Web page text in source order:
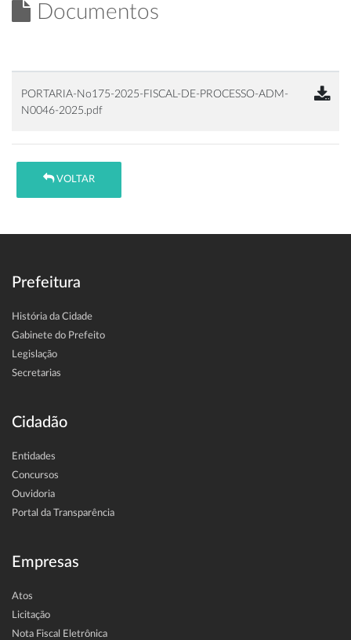
Documentos
PORTARIA-No175-2025-FISCAL-DE-PROCESSO-ADM-
N0046-2025.pdf
VOLTAR
Prefeitura
História da Cidade
Gabinete do Prefeito
Legislação
Secretarias
Cidadão
Entidades
Concursos
Ouvidoria
Portal da Transparência
Empresas
Atos
Licitação
Nota Fiscal Eletrônica